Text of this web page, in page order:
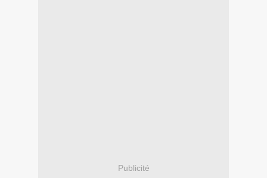
Publicité